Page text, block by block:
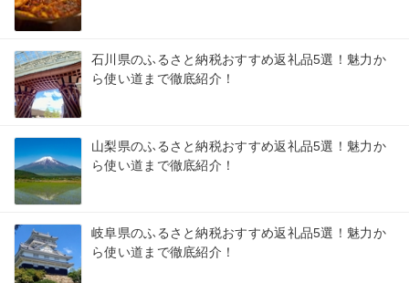
石川県のふるさと納税おすすめ返礼品5選！魅力か
ら使い道まで徹底紹介！
山梨県のふるさと納税おすすめ返礼品5選！魅力か
ら使い道まで徹底紹介！
岐阜県のふるさと納税おすすめ返礼品5選！魅力か
ら使い道まで徹底紹介！